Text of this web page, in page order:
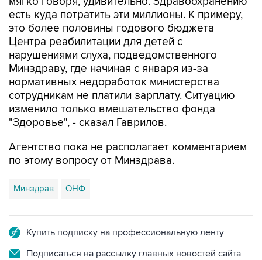
есть куда потратить эти миллионы. К примеру,
это более половины годового бюджета
Центра реабилитации для детей с
нарушениями слуха, подведомственного
Минздраву, где начиная с января из-за
нормативных недоработок министерства
сотрудникам не платили зарплату. Ситуацию
изменило только вмешательство фонда
"Здоровье", - сказал Гаврилов.
Агентство пока не располагает комментарием
по этому вопросу от Минздрава.
Минздрав ОНФ
Купить подписку на профессиональную ленту
Подписаться на рассылку главных новостей сайта